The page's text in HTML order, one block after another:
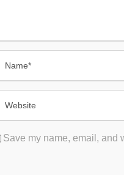
Save my name, email, and